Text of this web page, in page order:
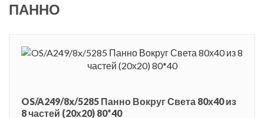
ПАННО
OS/A249/8x/5285 Панно Вокруг Света 80х40 из
8 частей (20х20) 80*40